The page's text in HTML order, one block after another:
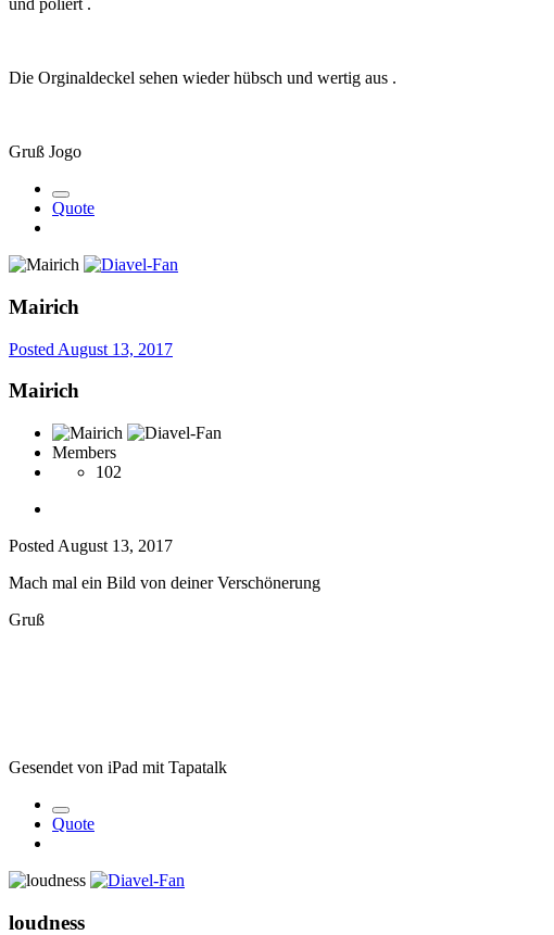
und poliert .
Die Orginaldeckel sehen wieder hübsch und wertig aus .
Gruß Jogo
Quote
Mairich
Posted August 13, 2017
Mairich
Members
102
Posted August 13, 2017
Mach mal ein Bild von deiner Verschönerung
Gruß
Gesendet von iPad mit Tapatalk
Quote
loudness